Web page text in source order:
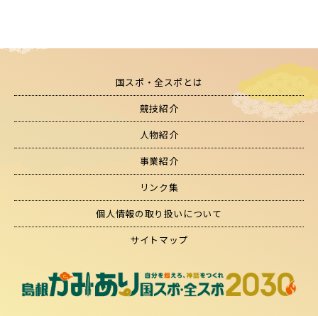
国スポ・全スポとは
競技紹介
人物紹介
事業紹介
リンク集
個人情報の取り扱いについて
サイトマップ